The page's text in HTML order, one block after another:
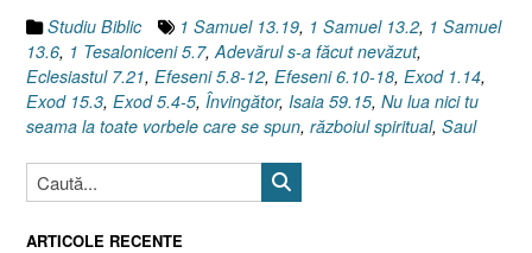
18,
războiul
spiritual]”
Studiu Biblic 1 Samuel 13.19, 1 Samuel 13.2, 1 Samuel
13.6, 1 Tesaloniceni 5.7, Adevărul s-a făcut nevăzut,
Eclesiastul 7.21, Efeseni 5.8-12, Efeseni 6.10-18, Exod 1.14,
Exod 15.3, Exod 5.4-5, Învingător, Isaia 59.15, Nu lua nici tu
seama la toate vorbele care se spun, războiul spiritual, Saul
ARTICOLE RECENTE